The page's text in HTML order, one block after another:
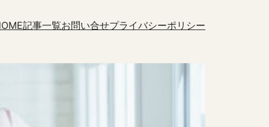
記事一覧お問い合せプライバシーポリシー